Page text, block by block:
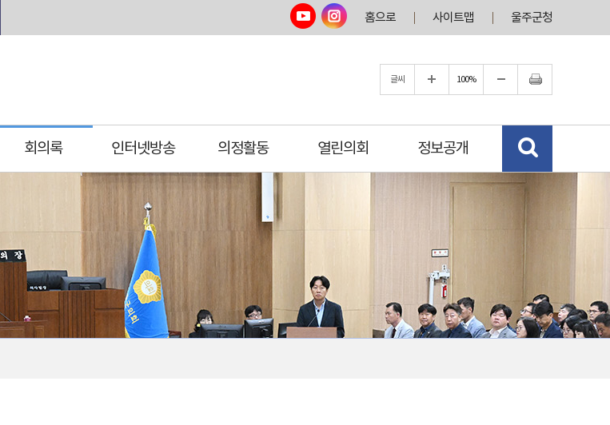
홈으로 사이트맵 울주군청
글씨 100%
회의록 인터넷방송 의정활동 열린의회 정보공개